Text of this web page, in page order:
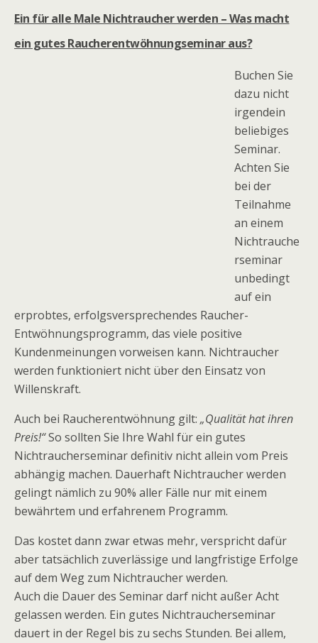
Ein für alle Male Nichtraucher werden – Was macht
ein gutes Raucherentwöhnungseminar aus?
Buchen Sie
dazu nicht
irgendein
beliebiges
Seminar.
Achten Sie
bei der
Teilnahme
an einem
Nichtrauche
rseminar
unbedingt
auf ein
erprobtes, erfolgsversprechendes Raucher-
Entwöhnungsprogramm, das viele positive
Kundenmeinungen vorweisen kann. Nichtraucher
werden funktioniert nicht über den Einsatz von
Willenskraft.
Auch bei Raucherentwöhnung gilt: „Qualität hat ihren
Preis!“So sollten Sie Ihre Wahl für ein gutes
Nichtraucherseminar definitiv nicht allein vom Preis
abhängig machen. Dauerhaft Nichtraucher werden
gelingt nämlich zu 90% aller Fälle nur mit einem
bewährtem und erfahrenem Programm.
Das kostet dann zwar etwas mehr, verspricht dafür
aber tatsächlich zuverlässige und langfristige Erfolge
auf dem Weg zum Nichtraucher werden.
Auch die Dauer des Seminar darf nicht außer Acht
gelassen werden. Ein gutes Nichtraucherseminar
dauert in der Regel bis zu sechs Stunden. Bei allem,